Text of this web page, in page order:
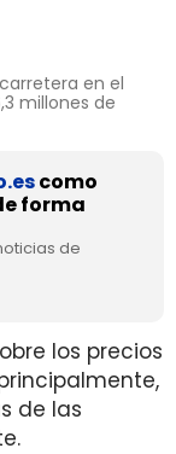
en el
millones de
como
forma
de
los precios
de las